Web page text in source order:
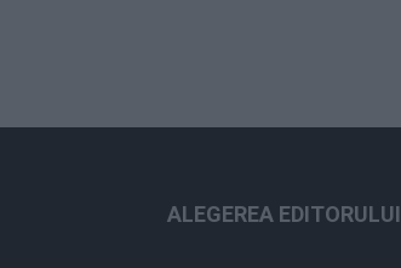
ALEGEREA EDITORULUI